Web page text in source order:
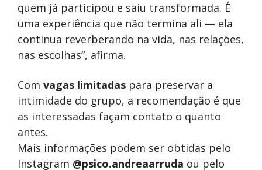
quem já participou e saiu transformada. É
uma experiência que não termina ali — ela
continua reverberando na vida, nas relações,
nas escolhas”, afirma.
Com vagas limitadas para preservar a
intimidade do grupo, a recomendação é que
as interessadas façam contato o quanto
antes.
Mais informações podem ser obtidas pelo
Instagram @psico.andreaarruda ou pelo